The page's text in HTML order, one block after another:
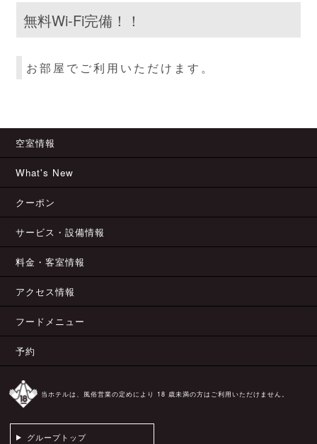
無料Wi-Fi完備！！
お部屋でご利用いただけます。
空室情報
What's New
クーポン
サービス・設備情報
料金・客室情報
アクセス情報
フードメニュー
予約
当ホテルは、風俗営業の定めにより 18 歳未満の方はご利用いただけません。
グループトップ